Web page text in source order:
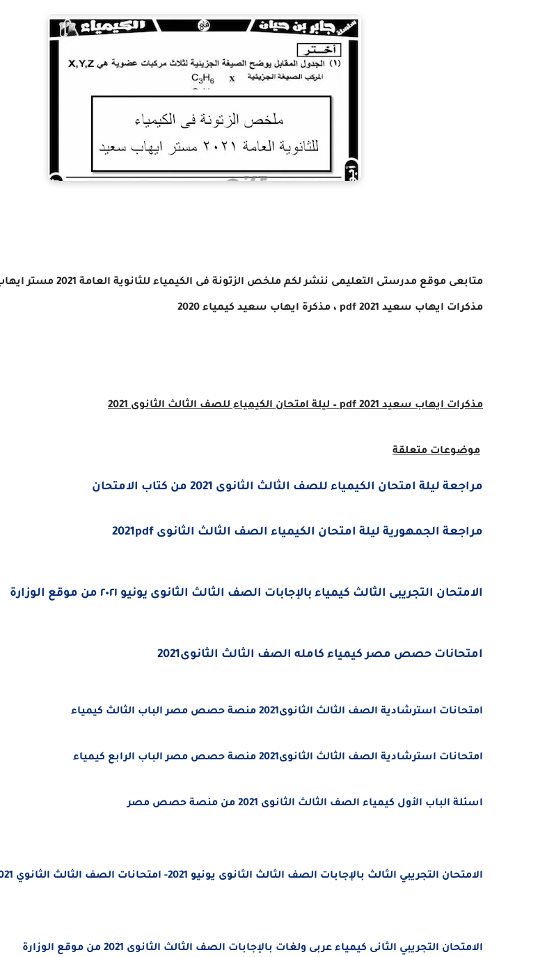
متابعى موقع مدرستى التعليمى ننشر لكم ملخص الزتونة فى الكيمياء
مذكرات ايهاب سعيد pdf 2021 ، مذكرة ايهاب سعيد كيمياء 2020
مذكرات ايهاب سعيد pdf 2021 – ليلة امتحان الكيمياء للصف الثالث الثانوى 2021
موضوعات متعلقة
مراجعة ليلة امتحان الكيمياء للصف الثالث الثانوى 2021 من كتاب الامتحان
مراجعة الجمهورية ليلة امتحان الكيمياء الصف الثالث الثانوى 2021pdf
الامتحان التجريبى الثالث كيمياء بالإجابات الصف الثالث الثانوى يونيو ٢٠٢١ من موقع الوزارة
امتحانات حصص مصر كيمياء كامله الصف الثالث الثانوى2021
امتحانات استرشادية الصف الثالث الثانوى2021 منصة حصص مصر الباب الثالث كيمياء
امتحانات استرشادية الصف الثالث الثانوى2021 منصة حصص مصر الباب الرابع كيمياء
اسئلة الباب الأول كيمياء الصف الثالث الثانوى 2021 من منصة حصص مصر
الامتحان التجريبي الثالث بالإجابات الصف الثالث الثانوى يونيو 2021- امتحانات الصف الثالث الثانوي 2021 التجريبية
الامتحان التجريبي الثانى كيمياء عربى ولغات بالإجابات الصف الثالث الثانوى 2021 من موقع الوزارة